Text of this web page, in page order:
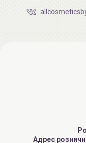
Адрес